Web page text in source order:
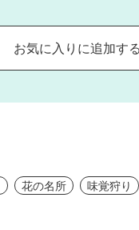
お気に入りに追加する
花の名所 味覚狩り